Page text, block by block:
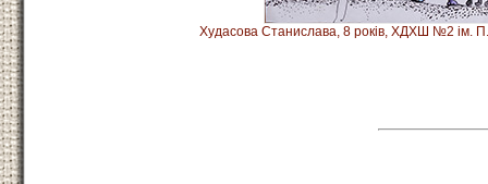
Худасова Станислава, 8 років, ХДХШ №2 ім.